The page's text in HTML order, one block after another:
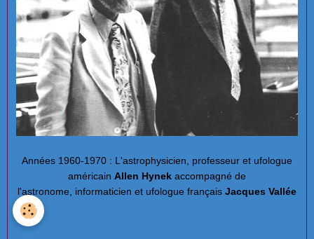
Années 1960-1970 : L'astrophysicien, professeur et ufologue
américain Allen Hynek accompagné de
l'astronome, informaticien et ufologue français Jacques Vallée